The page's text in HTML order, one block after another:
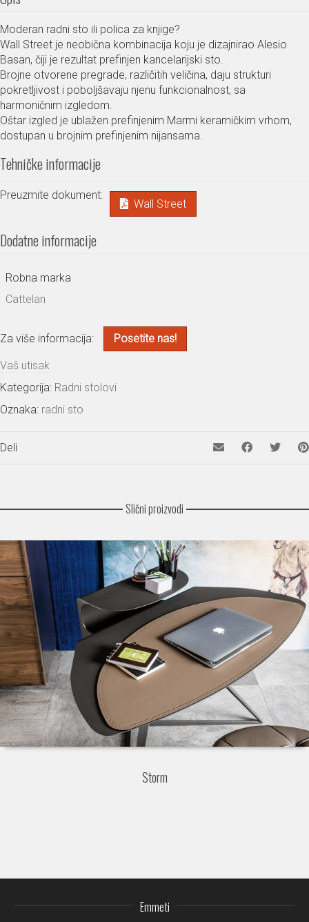
Moderan radni sto ili polica za knjige?
Wall Street je neobična kombinacija koju je dizajnirao Alesio
Basan, čiji je rezultat prefinjen kancelarijski sto.
Brojne otvorene pregrade, različitih veličina, daju strukturi
pokretljivost i poboljšavaju njenu funkcionalnost, sa
harmoničnim izgledom.
Oštar izgled je ublažen prefinjenim Marmi keramičkim vrhom,
dostupan u brojnim prefinjenim nijansama.
Tehničke informacije
Preuzmite dokument:
Wall Street
Dodatne informacije
Robna marka
Cattelan
Za više informacija: Posetite nas!
Vaš utisak
Kategorija: Radni stolovi
Oznaka: radni sto
Deli
Slični proizvodi
Storm
Emmeti